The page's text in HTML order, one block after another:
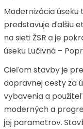
Modernizácia
predstavuje ďalšiu
na sieti ŽSR a je
úseku Lučivná –
Cieľom stavby je
dopravnej cesty za
vybavenia a
moderných a
jej parametrov.